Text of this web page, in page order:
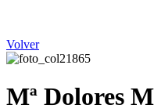
Volver
Mª Dolores